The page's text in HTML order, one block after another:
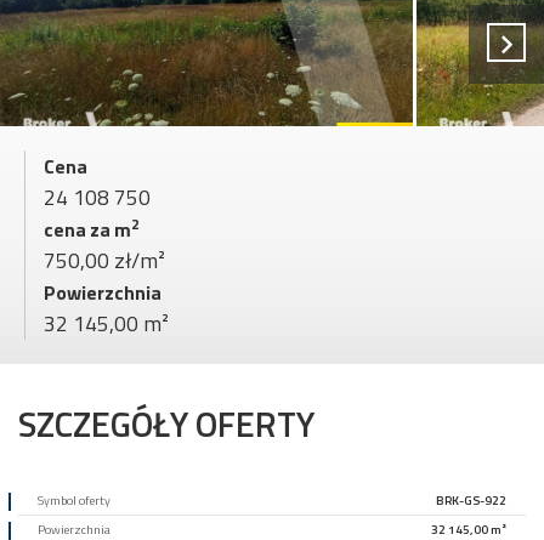
Cena
24 108 750
cena za m2
750,00 zł/m²
Powierzchnia
32 145,00 m²
SZCZEGÓŁY OFERTY
Symbol oferty
BRK-GS-922
Powierzchnia
32 145,00 m²